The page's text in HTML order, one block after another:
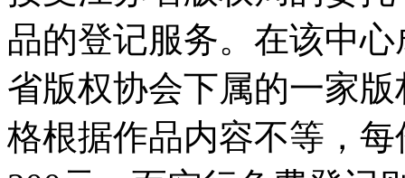
品的登记服务。在该中
省版权协会下属的一家
格根据作品内容不等，